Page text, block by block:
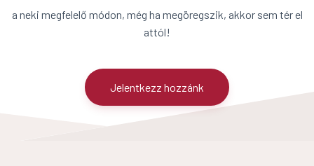
a neki megfelelő módon, még ha megöregszik, akkor sem tér el
attól!
Jelentkezz hozzánk